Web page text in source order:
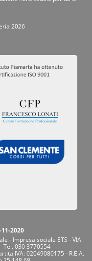
2026
2020
- Impresa sociale ETS - VIA
Tel. 030 3770554
IVA: 02049080175 - R.E.A.